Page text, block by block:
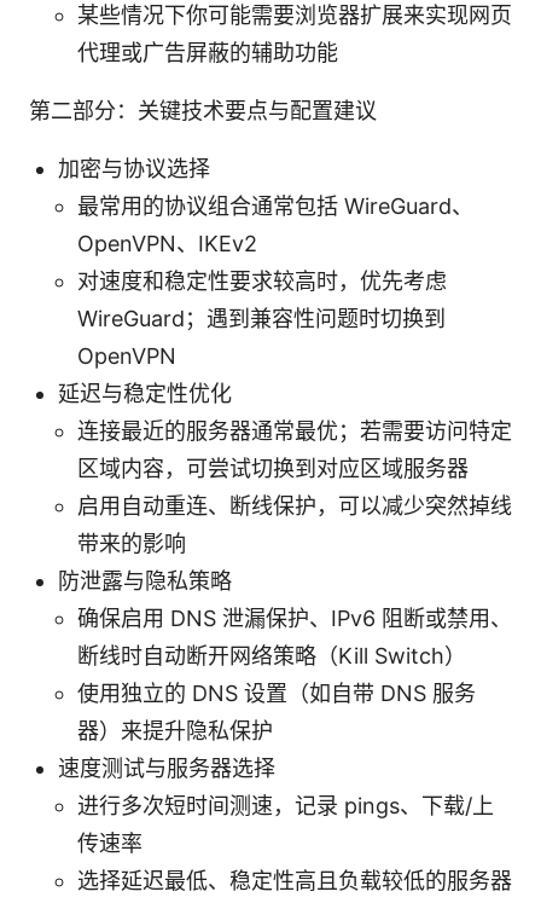
某些情况下你可能需要浏览器扩展来实现网页
代理或广告屏蔽的辅助功能
第二部分：关键技术要点与配置建议
加密与协议选择
最常用的协议组合通常包括 WireGuard、
OpenVPN、IKEv2
对速度和稳定性要求较高时，优先考虑
WireGuard；遇到兼容性问题时切换到
OpenVPN
延迟与稳定性优化
连接最近的服务器通常最优；若需要访问特定
区域内容，可尝试切换到对应区域服务器
启用自动重连、断线保护，可以减少突然掉线
带来的影响
防泄露与隐私策略
确保启用 DNS 泄漏保护、IPv6 阻断或禁用、
断线时自动断开网络策略（Kill Switch）
使用独立的 DNS 设置（如自带 DNS 服务
器）来提升隐私保护
速度测试与服务器选择
进行多次短时间测速，记录 pings、下载/上
传速率
选择延迟最低、稳定性高且负载较低的服务器